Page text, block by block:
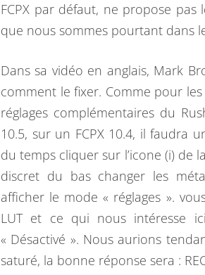
FCPX par défaut, ne propose
que nous sommes pourtant dans
Dans sa vidéo en anglais, Mark
comment le fixer. Comme pour
réglages complémentaires du
10.5, sur un FCPX 10.4, il faudra
du temps cliquer sur l’icone (i) de
discret du bas changer les
afficher le mode « réglages ».
LUT et ce qui nous intéresse
« Désactivé ». Nous aurions
saturé, la bonne réponse sera :